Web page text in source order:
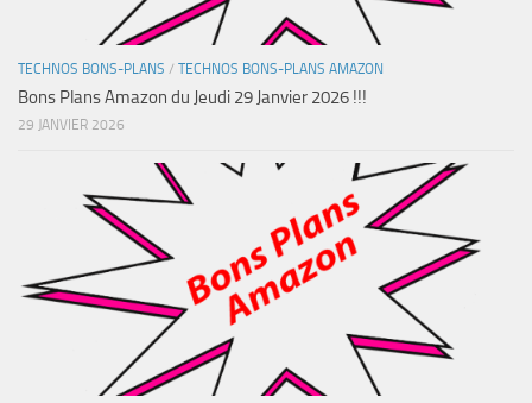
TECHNOS BONS-PLANS / TECHNOS BONS-PLANS AMAZON
Bons Plans Amazon du Jeudi 29 Janvier 2026 !!!
29 JANVIER 2026